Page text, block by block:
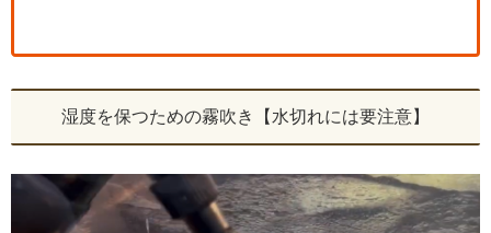
湿度を保つための霧吹き【水切れには要注意】